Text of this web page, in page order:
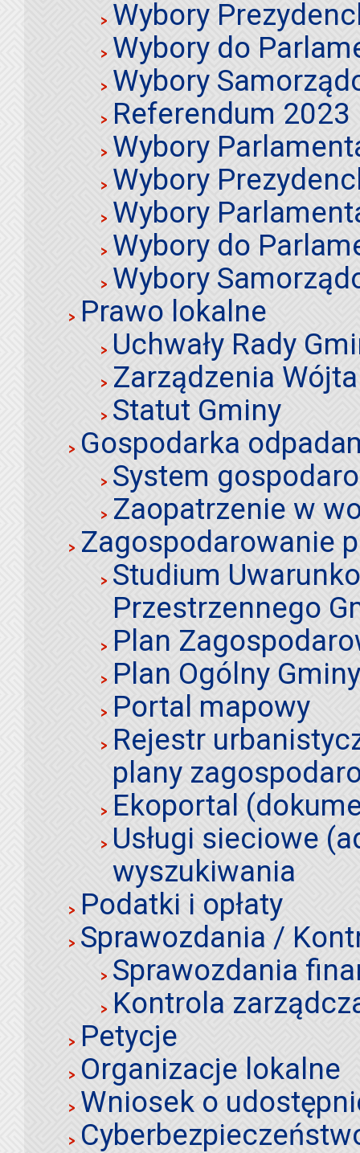
Wybory
Wybory do
Wybory
Referendum 2023
Wybory
Wybory
Wybory
Wybory do
Wybory
Prawo lokalne
Uchwały Rady
Zarządzenia Wójta
Statut Gminy
Gospodarka
System
Zaopatrzenie w
Zagospodarowanie
Studium
Przestrzennego
Plan
Plan Ogólny
Portal mapowy
Rejestr
plany
Ekoportal
Usługi sieciowe
wyszukiwania
Podatki i opłaty
Sprawozdania /
Sprawozdania
Kontrola
Petycje
Organizacje lokalne
Wniosek o